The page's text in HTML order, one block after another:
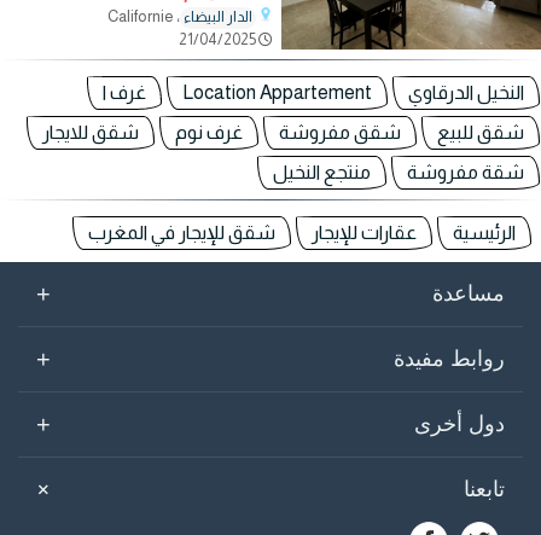
الدار البيضاء ، Californie
21/04/2025
النخيل الدرقاوي Location Appartement
غرف ا
شقق للبيع
شقق مفروشة غرف نوم
شقق للايجار
شقة مفروشة
منتجع النخيل
الرئيسية عقارات للإيجار شقق للإيجار في المغرب
مساعدة +
روابط مفيدة +
دول أخرى +
تابعنا +